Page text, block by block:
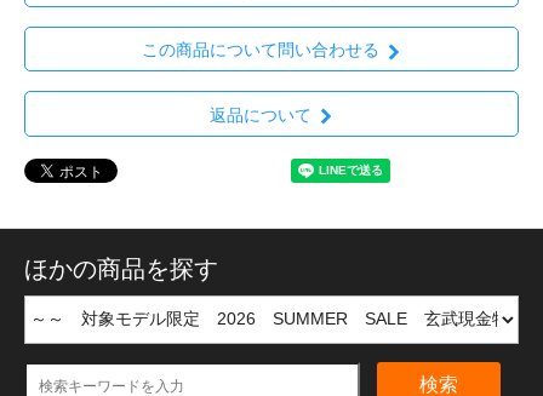
この商品について問い合わせる
返品について
ほかの商品を探す
検索